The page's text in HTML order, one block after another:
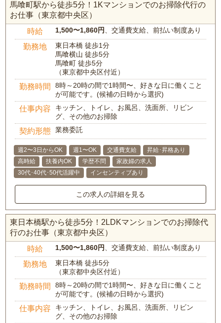
馬喰町駅から徒歩5分！1Kマンションでのお掃除代行の
お仕事（東京都中央区）
時給 1,500〜1,860円、交通費支給、前払い制度あり
勤務地
東日本橋 徒歩1分
馬喰横山 徒歩5分
馬喰町 徒歩5分
（東京都中央区付近）
勤務時間
8時～20時の間で1時間〜、好きな日に働くこと
が可能です。(候補の日時から選択)
仕事内容
キッチン、トイレ、お風呂、洗面所、リビン
グ、その他のお掃除
契約形態 業務委託
週2〜3日からOK 週1〜OK 交通費支給
昇給･昇格あり
高時給
扶養内OK 学歴不問
家政婦の求人
30代･40代･50代活躍中
インセンティブあり
この求人の詳細を見る
東日本橋駅から徒歩5分！2LDKマンションでのお掃除代
行のお仕事（東京都中央区）
時給 1,500〜1,860円、交通費支給、前払い制度あり
勤務地
東日本橋 徒歩5分
（東京都中央区付近）
勤務時間
8時～20時の間で1時間〜、好きな日に働くこと
が可能です。(候補の日時から選択)
仕事内容
キッチン、トイレ、お風呂、洗面所、リビン
グ、その他のお掃除